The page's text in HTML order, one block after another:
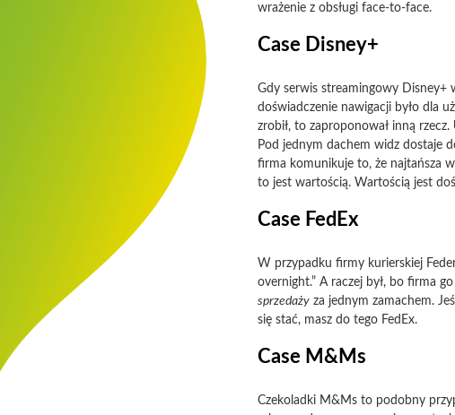
wrażenie z obsługi face-to-face.
Case Disney+
Gdy serwis streamingowy Disney+
doświadczenie nawigacji było dla
zrobił, to zaproponował inną rzecz.
Pod jednym dachem widz dostaje
firma komunikuje to, że najtańsza
to jest wartością. Wartością jest
Case FedEx
W przypadku firmy kurierskiej
overnight.” A raczej był, bo firma
sprzedaży za jednym zamachem.
się stać, masz do tego FedEx.
Case M&Ms
Czekoladki M&Ms to podobny